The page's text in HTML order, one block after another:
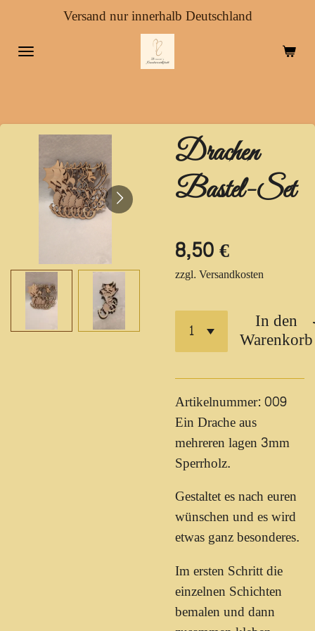
springen
Versand nur innerhalb Deutschland
Drachen
Bastel-Set
8,50 €
zzgl. Versandkosten
In den
Warenkorb
Artikelnummer: 009
Ein Drache aus
mehreren lagen 3mm
Sperrholz.
Gestaltet es nach euren
wünschen und es wird
etwas ganz besonderes.
Im ersten Schritt die
einzelnen Schichten
bemalen und dann